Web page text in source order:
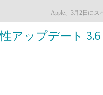
Apple、3月2日にス
アップデート 3.6